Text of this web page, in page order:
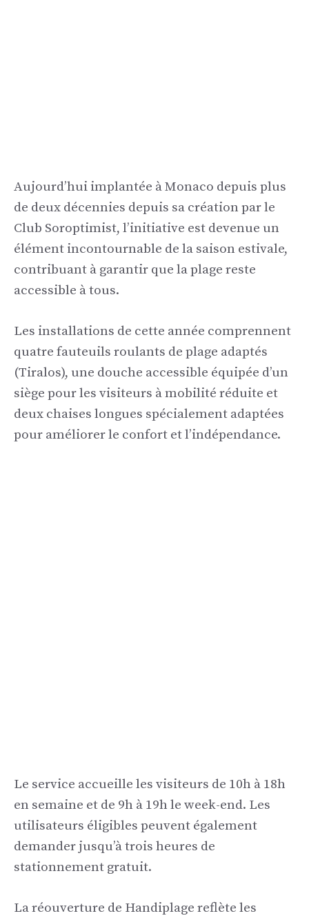
Aujourd’hui implantée à Monaco depuis plus
de deux décennies depuis sa création par le
Club Soroptimist, l’initiative est devenue un
élément incontournable de la saison estivale,
contribuant à garantir que la plage reste
accessible à tous.
Les installations de cette année comprennent
quatre fauteuils roulants de plage adaptés
(Tiralos), une douche accessible équipée d’un
siège pour les visiteurs à mobilité réduite et
deux chaises longues spécialement adaptées
pour améliorer le confort et l’indépendance.
Le service accueille les visiteurs de 10h à 18h
en semaine et de 9h à 19h le week-end. Les
utilisateurs éligibles peuvent également
demander jusqu’à trois heures de
stationnement gratuit.
La réouverture de Handiplage reflète les